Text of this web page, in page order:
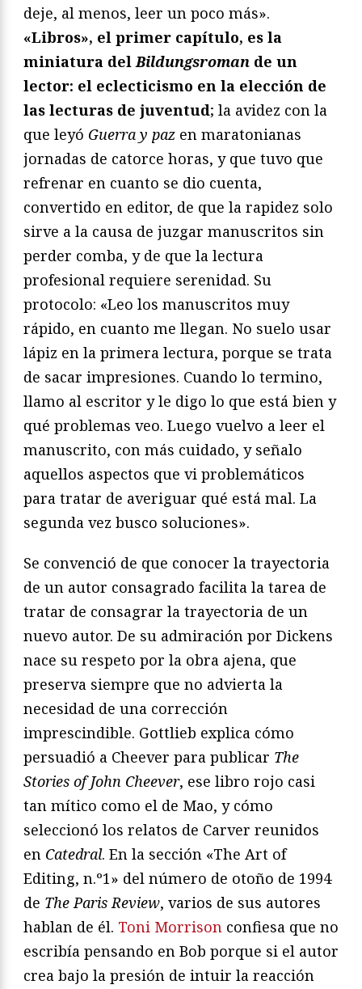
deje, al menos, leer un poco más».
«Libros», el primer capítulo, es la
miniatura delBildungsroman de un
lector: el eclecticismo en la elección de
las lecturas de juventud; la avidez con la
que leyó Guerra y paz en maratonianas
jornadas de catorce horas, y que tuvo que
refrenar en cuanto se dio cuenta,
convertido en editor, de que la rapidez solo
sirve a la causa de juzgar manuscritos sin
perder comba, y de que la lectura
profesional requiere serenidad. Su
protocolo: «Leo los manuscritos muy
rápido, en cuanto me llegan. No suelo usar
lápiz en la primera lectura, porque se trata
de sacar impresiones. Cuando lo termino,
llamo al escritor y le digo lo que está bien y
qué problemas veo. Luego vuelvo a leer el
manuscrito, con más cuidado, y señalo
aquellos aspectos que vi problemáticos
para tratar de averiguar qué está mal. La
segunda vez busco soluciones».
Se convenció de que conocer la trayectoria
de un autor consagrado facilita la tarea de
tratar de consagrar la trayectoria de un
nuevo autor. De su admiración por Dickens
nace su respeto por la obra ajena, que
preserva siempre que no advierta la
necesidad de una corrección
imprescindible. Gottlieb explica cómo
persuadió a Cheever para publicar The
Stories of John Cheever, ese libro rojo casi
tan mítico como el de Mao, y cómo
seleccionó los relatos de Carver reunidos
en Catedral. En la sección «The Art of
Editing, n.º1» del número de otoño de 1994
de The Paris Review, varios de sus autores
hablan de él. Toni Morrison confiesa que no
escribía pensando en Bob porque si el autor
crea bajo la presión de intuir la reacción